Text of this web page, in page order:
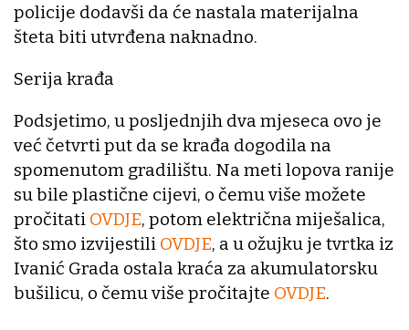
policije dodavši da će nastala materijalna
šteta biti utvrđena naknadno.
Serija krađa
Podsjetimo, u posljednjih dva mjeseca ovo je
već četvrti put da se krađa dogodila na
spomenutom gradilištu. Na meti lopova ranije
su bile plastične cijevi, o čemu više možete
pročitati OVDJE, potom električna miješalica,
što smo izvijestili OVDJE, a u ožujku je tvrtka iz
Ivanić Grada ostala kraća za akumulatorsku
bušilicu, o čemu više pročitajte OVDJE.